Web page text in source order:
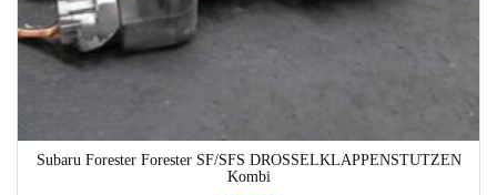
Subaru Forester Forester SF/SFS DROSSELKLAPPENSTUTZEN
Kombi